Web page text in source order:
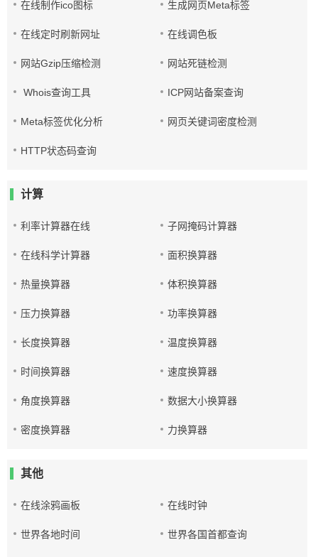
在线制作ico图标 生成网页Meta标签
在线定时刷新网址 在线调色板
网站Gzip压缩检测 网站死链检测
Whois查询工具 ICP网站备案查询
Meta标签优化分析 网页关键词密度检测
HTTP状态码查询
计算
利率计算器在线 子网掩码计算器
在线科学计算器 面积换算器
热量换算器 体积换算器
压力换算器 功率换算器
长度换算器 温度换算器
时间换算器 速度换算器
角度换算器 数据大小换算器
密度换算器 力换算器
其他
在线涂鸦画板 在线时钟
世界各地时间 世界各国首都查询